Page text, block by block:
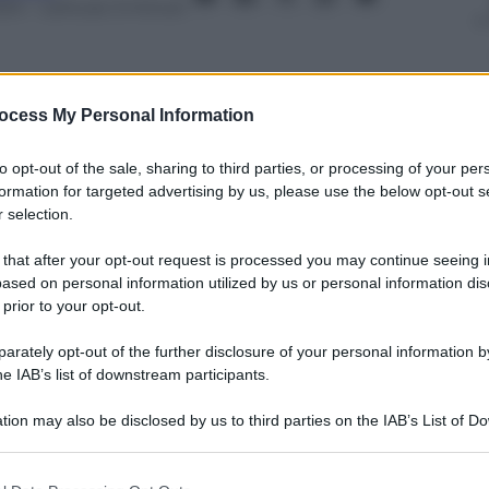
My Personal Information
opt-out of the sale, sharing to third parties, or processing of your
for targeted advertising by us, please use the below opt-out
selection.
that after your opt-out request is processed you may continue seeing
on personal information utilized by us or personal information
to your opt-out.
opt-out of the further disclosure of your personal information
IAB’s list of downstream participants.
may also be disclosed by us to third parties on the IAB’s List of
preferite
europee e della prima conferenza di
per Mosca è essenziale